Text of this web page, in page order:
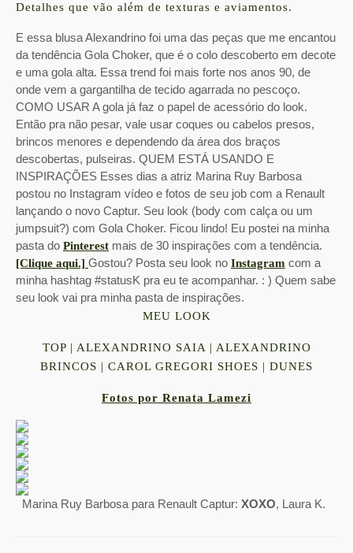
Detalhes que vão além de texturas e aviamentos.
E essa blusa Alexandrino foi uma das peças que me encantou
da tendência Gola Choker, que é o colo descoberto em decote
e uma gola alta. Essa trend foi mais forte nos anos 90, de
onde vem a gargantilha de tecido agarrada no pescoço.
COMO USAR A gola já faz o papel de acessório do look.
Então pra não pesar, vale usar coques ou cabelos presos,
brincos menores e dependendo da área dos braços
descobertas, pulseiras. QUEM ESTÁ USANDO E
INSPIRAÇÕES Esses dias a atriz Marina Ruy Barbosa
postou no Instagram vídeo e fotos de seu job com a Renault
lançando o novo Captur. Seu look (body com calça ou um
jumpsuit?) com Gola Choker. Ficou lindo! Eu postei na minha
pasta do Pinterest mais de 30 inspirações com a tendência.
[Clique aqui.] Gostou? Posta seu look no Instagram com a
minha hashtag #statusK pra eu te acompanhar. : ) Quem sabe
seu look vai pra minha pasta de inspirações.
MEU LOOK
TOP | ALEXANDRINO SAIA | ALEXANDRINO
BRINCOS | CAROL GREGORI SHOES | DUNES
Fotos por Renata Lamezi
Marina Ruy Barbosa para Renault Captur: XOXO, Laura K.